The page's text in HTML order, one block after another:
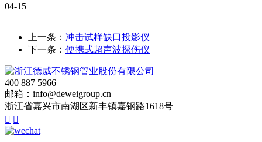
04-15
上一条： 冲击试样缺口投影仪
下一条： 便携式超声波探伤仪
400 887 5966
邮箱：info@deweigroup.cn
浙江省嘉兴市南湖区新丰镇嘉钢路1618号
 